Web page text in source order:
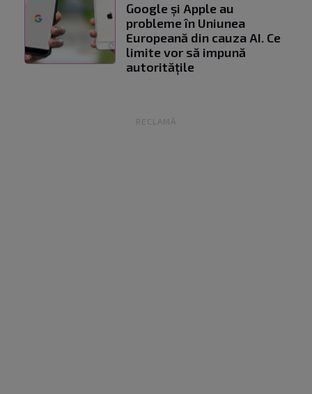
Google și Apple au
probleme în Uniunea
Europeană din cauza AI. Ce
limite vor să impună
autoritățile
RECLAMĂ